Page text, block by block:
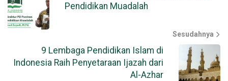
Pendidikan Muadalah
Sesudahnya
9 Lembaga Pendidikan Islam di
Indonesia Raih Penyetaraan Ijazah dari
Al-Azhar